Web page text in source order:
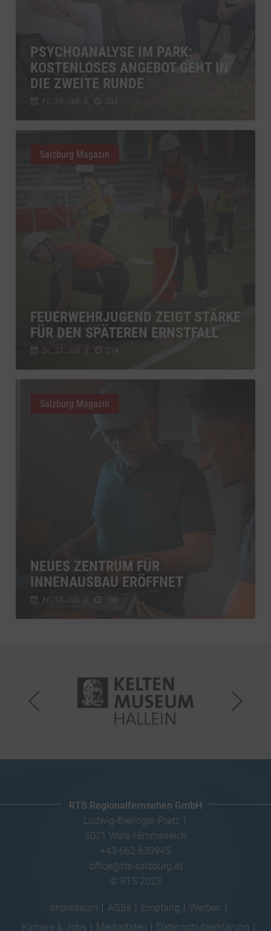
PSYCHOANALYSE IM PARK:
KOSTENLOSES ANGEBOT GEHT IN
DIE ZWEITE RUNDE
Fr., 24. Juli 303
FEUERWEHRJUGEND ZEIGT STÄRKE
FÜR DEN SPÄTEREN ERNSTFALL
Di., 21. Juli // 214
Salzburg Magazin
NEUES ZENTRUM FÜR
INNENAUSBAU ERÖFFNET
Fr., 17. Juli // 199
Salzburg Magazin
RTS Regionalfernsehen GmbH
Ludwig-Bieringer-Platz 1
5071 Wals-Himmelreich
+43 662 630945
office@rts-salzburg.at
© RTS 2023
Impressum AGBs Empfang
Werben
Karriere & Jobs
Mediadaten Datenschutzerklärung